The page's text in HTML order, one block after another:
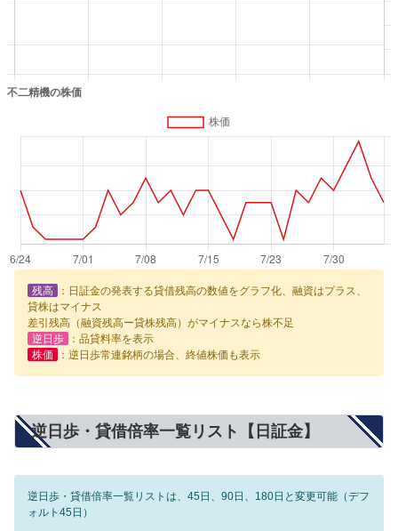
残高
：日証金の発表する貸借残高の数値をグラフ化、融資はプラス、
貸株はマイナス
差引残高（融資残高ー貸株残高）がマイナスなら株不足
逆日歩
：品貸料率を表示
株価
：逆日歩常連銘柄の場合、終値株価も表示
逆日歩・貸借倍率一覧リスト【日証金】
逆日歩・貸借倍率一覧リストは、45日、90日、180日と変更可能（デフ
ォルト45日）